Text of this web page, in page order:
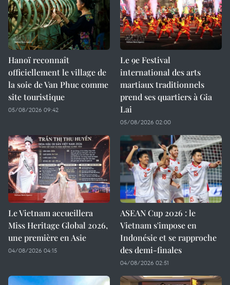
Hanoï reconnaît
officiellement le village de
la soie de Van Phuc comme
site touristique
05/08/2026 09:42
Le 9e Festival
international des arts
martiaux traditionnels
prend ses quartiers à Gia
Lai
05/08/2026 02:00
Le Vietnam accueillera
Miss Heritage Global 2026,
une première en Asie
04/08/2026 04:15
ASEAN Cup 2026 : le
Vietnam s'impose en
Indonésie et se rapproche
des demi-finales
04/08/2026 02:51